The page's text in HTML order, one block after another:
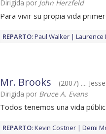
Dirigida por John Herzfeld
Para vivir su propia vida
REPARTO: Paul Walker Laurence
Mr. Brooks
(2007) ....
Dirigida por Bruce A. Evans
Todos tenemos una vida
REPARTO: Kevin Costner Demi